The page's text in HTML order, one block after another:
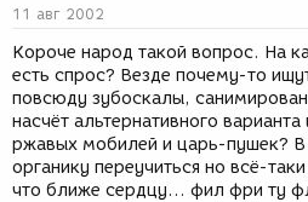
ы
и
я
11 авг 2002
Короче народ такой вопрос. На
есть спрос? Везде почему-то
повсюду зубоскалы,
насчёт альтернативного
ржавых мобилей и царь-пушек?
органику переучиться но всё-
что ближе сердцу... фил фри ту